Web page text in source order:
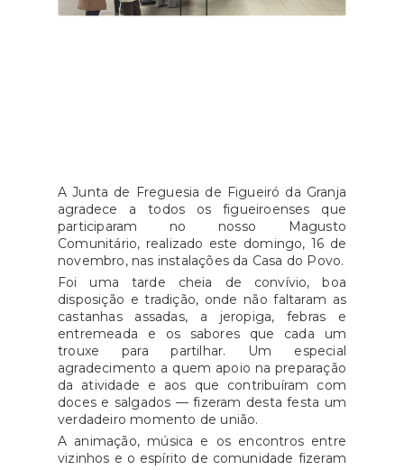
A Junta de Freguesia de Figueiró da Granja
agradece a todos os figueiroenses que
participaram no nosso Magusto
Comunitário, realizado este domingo, 16 de
novembro, nas instalações da Casa do Povo.
Foi uma tarde cheia de convívio, boa
disposição e tradição, onde não faltaram as
castanhas assadas, a jeropiga, febras e
entremeada e os sabores que cada um
trouxe para partilhar. Um especial
agradecimento a quem apoio na preparação
da atividade e aos que contribuíram com
doces e salgados — fizeram desta festa um
verdadeiro momento de união.
A animação, música e os encontros entre
vizinhos e o espírito de comunidade fizeram